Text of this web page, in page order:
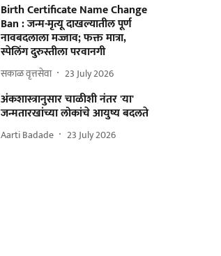
Birth Certificate Name Change
Ban : जन्म-मृत्यू दाखल्यातील पूर्ण
नावबदलाला मज्जाव; फक्त मात्रा,
स्पेलिंग दुरुस्तीला परवानगी
सकाळ वृत्तसेवा 23 July 2026
अंकशास्त्रानुसार चाळीशी नंतर 'या'
जन्मतारखांच्या लोकांचे आयुष्य बदलते
Aarti Badade 23 July 2026